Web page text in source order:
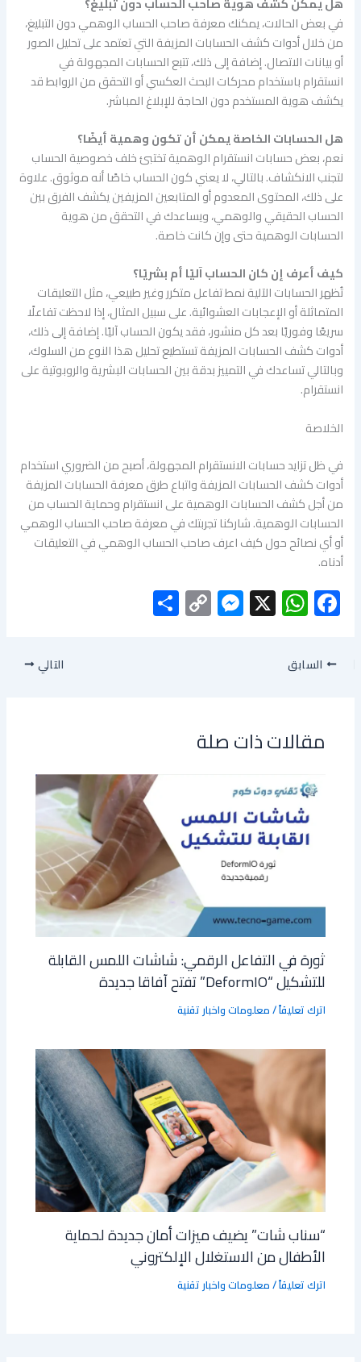
في بعض الحالات، يمكنك معرفة صاحب الحساب الوهمي دون التبليغ،
من خلال أدوات كشف الحسابات المزيفة التي تعتمد على تحليل الصور
أو بيانات الاتصال. إضافة إلى ذلك، تتبع الحسابات المجهولة في
انستقرام باستخدام محركات البحث العكسي أو التحقق من الروابط قد
يكشف هوية المستخدم دون الحاجة للإبلاغ المباشر.
هل الحسابات الخاصة يمكن أن تكون وهمية أيضًا؟
نعم، بعض حسابات انستقرام الوهمية تختبئ خلف خصوصية الحساب
لتجنب الانكشاف. بالتالي، لا يعني كون الحساب خاصًا أنه موثوق. علاوة
على ذلك، المحتوى المعدوم أو المتابعين المزيفين يكشف الفرق بين
الحساب الحقيقي والوهمي، ويساعدك في التحقق من هوية
الحسابات الوهمية حتى وإن كانت خاصة.
كيف أعرف إن كان الحساب آليًا أم بشريًا؟
تُظهر الحسابات الآلية نمط تفاعل متكرر وغير طبيعي، مثل التعليقات
المتماثلة أو الإعجابات العشوائية. على سبيل المثال، إذا لاحظت تفاعلًا
سريعًا وفوريًا بعد كل منشور، فقد يكون الحساب آليًا. إضافة إلى ذلك،
أدوات كشف الحسابات المزيفة تستطيع تحليل هذا النوع من السلوك،
وبالتالي تساعدك في التمييز بدقة بين الحسابات البشرية والروبوتية على
انستقرام.
الخلاصة
في ظل تزايد حسابات الانستقرام المجهولة، أصبح من الضروري استخدام
أدوات كشف الحسابات المزيفة واتباع طرق معرفة الحسابات المزيفة
من أجل كشف الحسابات الوهمية على انستقرام وحماية الحساب من
الحسابات الوهمية. شاركنا تجربتك في معرفة صاحب الحساب الوهمي
أو أي نصائح حول كيف اعرف صاحب الحساب الوهمي في التعليقات
أدناه.
F
ac
e
b
ok
W
h
p
p
X
M
es
er
C
o
السابق التالي
مقالات ذات صلة
ثورة في التفاعل الرقمي: شاشات اللمس القابلة
للتشكيل “DeformIO” تفتح آفاقا جديدة
اترك تعليقاً/معلومات واخبار تقنية
“سناب شات” يضيف ميزات أمان جديدة لحماية
الأطفال من الاستغلال الإلكتروني
اترك تعليقاً/معلومات واخبار تقنية